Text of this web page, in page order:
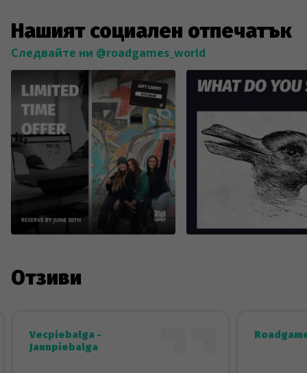
Нашият социален отпечатък
Следвайте ни @roadgames_world
Отзиви
Vecpiebalga -
Jaunpiebalga